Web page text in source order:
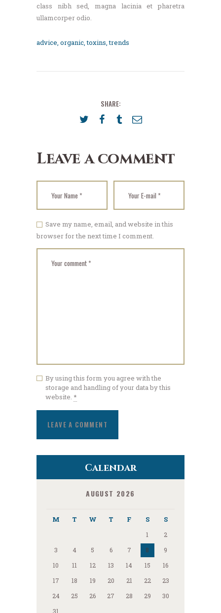
class nibh sed, magna lacinia et pharetra
ullamcorper odio.
advice organic ,toxins ,trends
SHARE:
Leave a comment
Save my name, email, and website in this
browser for the next time I comment.
By using this form you agree with the
storage and handling of your data by this
website. *
Calendar
AUGUST 2026
M T W T F S S
1
2
3
4 5 6 7 8
9
10
11 12 13 14 15
16
17
18 19 20 21 22
23
24
25 26 27 28 29
30
31